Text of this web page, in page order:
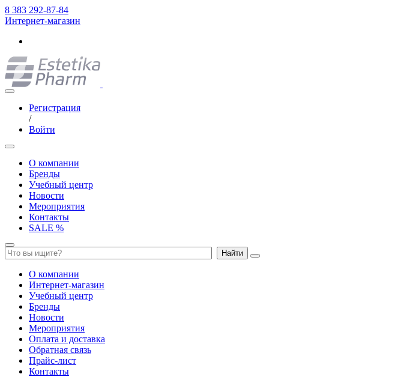
8 383 292-87-84
Интернет-магазин
Регистрация
/
Войти
О компании
Бренды
Учебный центр
Новости
Мероприятия
Контакты
SALE %
Найти
О компании
Интернет-магазин
Учебный центр
Бренды
Новости
Мероприятия
Оплата и доставка
Обратная связь
Прайс-лист
Контакты